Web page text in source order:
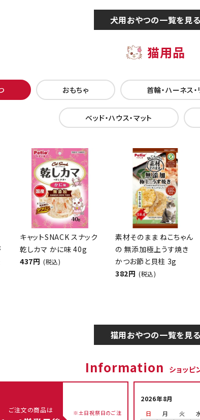
犬用おやつの一覧を見る
猫用品
おもちゃ 首輪・ハーネス・
ベッド・ハウス・マット
キャットSNACK スナック
乾しカマ かに味 40g
437円 (税込)
素材そのまま ねこちゃん
の 無添加極上うす焼き
かつお節と貝柱 3g
382円 (税込)
猫用おやつの一覧を見る
Information ショッピ
ご注文の商品は ※土日祝祭日のご注
2026年8月
日 月 火